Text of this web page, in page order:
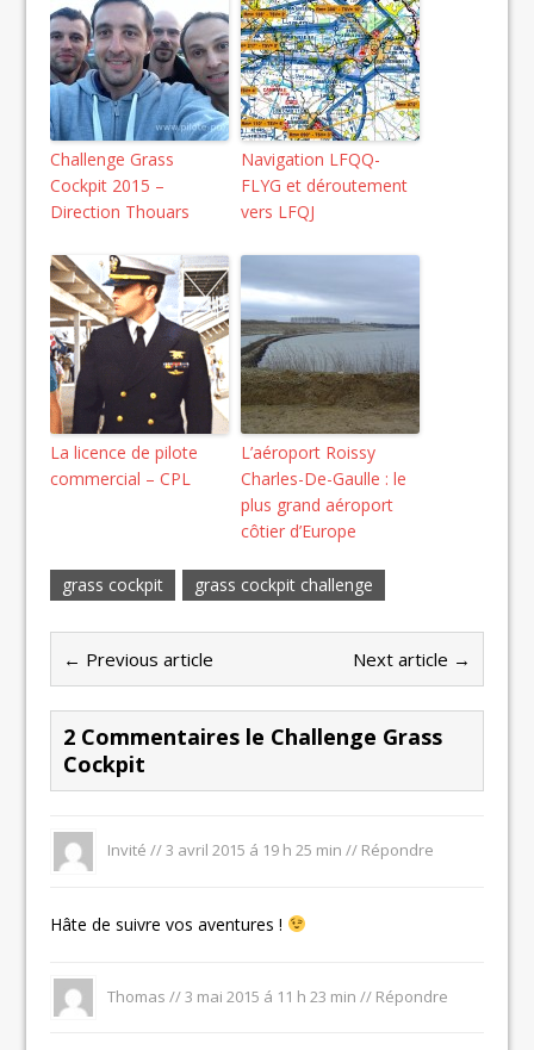
Challenge Grass
Cockpit 2015 –
Direction Thouars
Navigation LFQQ-
FLYG et déroutement
vers LFQJ
La licence de pilote
commercial – CPL
L’aéroport Roissy
Charles-De-Gaulle : le
plus grand aéroport
côtier d’Europe
grass cockpit grass cockpit challenge
← Previous article Next article →
2 Commentaires le Challenge Grass
Cockpit
Invité //3 avril 2015 á 19 h 25 min // Répondre
Hâte de suivre vos aventures !
Thomas //3 mai 2015 á 11 h 23 min // Répondre